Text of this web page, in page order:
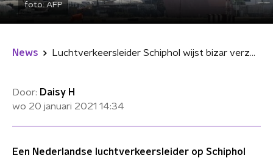
foto:AFP
News Luchtverkeersleider Schiphol wijst bizar verzoek AeroMexico-piloot af
Door: Daisy H
wo 20 januari 2021 14:34
Een Nederlandse luchtverkeersleider op Schiphol